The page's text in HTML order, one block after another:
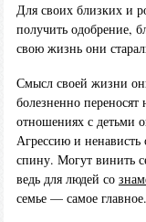
Для своих близких и
получить одобрение,
свою жизнь они
Смысл своей жизни
болезненно
отношениях с детьми
Агрессию и
спину. Могут винить
ведь для людей со
семье — самое главное.